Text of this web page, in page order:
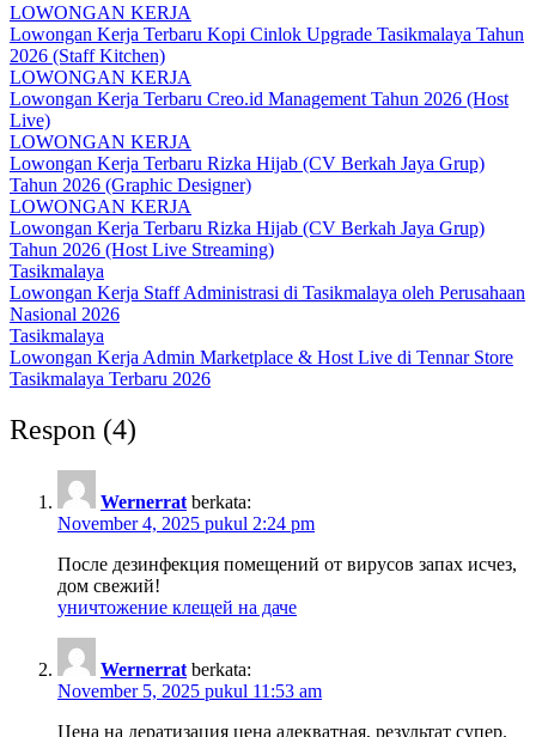
LOWONGAN KERJA
Lowongan Kerja Terbaru Kopi Cinlok Upgrade Tasikmalaya Tahun
2026 (Staff Kitchen)
LOWONGAN KERJA
Lowongan Kerja Terbaru Creo.id Management Tahun 2026 (Host
Live)
LOWONGAN KERJA
Lowongan Kerja Terbaru Rizka Hijab (CV Berkah Jaya Grup)
Tahun 2026 (Graphic Designer)
LOWONGAN KERJA
Lowongan Kerja Terbaru Rizka Hijab (CV Berkah Jaya Grup)
Tahun 2026 (Host Live Streaming)
Tasikmalaya
Lowongan Kerja Staff Administrasi di Tasikmalaya oleh Perusahaan
Nasional 2026
Tasikmalaya
Lowongan Kerja Admin Marketplace & Host Live di Tennar Store
Tasikmalaya Terbaru 2026
Respon (4)
Wernerrat berkata:
November 4, 2025 pukul 2:24 pm
После дезинфекция помещений от вирусов запах исчез,
дом свежий!
уничтожение клещей на даче
Wernerrat berkata:
November 5, 2025 pukul 11:53 am
Цена на дератизация цена адекватная, результат супер.